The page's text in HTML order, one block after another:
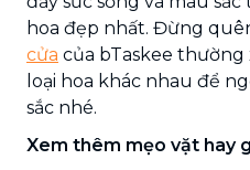
hoa đẹp nhất. Đừng
cửa của bTaskee thường
loại hoa khác nhau để
sắc nhé.
Xem thêm mẹo vặt hay